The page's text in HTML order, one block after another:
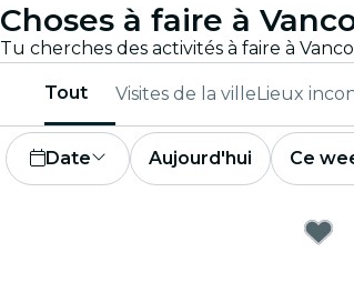
Choses à faire à
Tout Visites de la villeLieux
Date Aujourd'hui Ce